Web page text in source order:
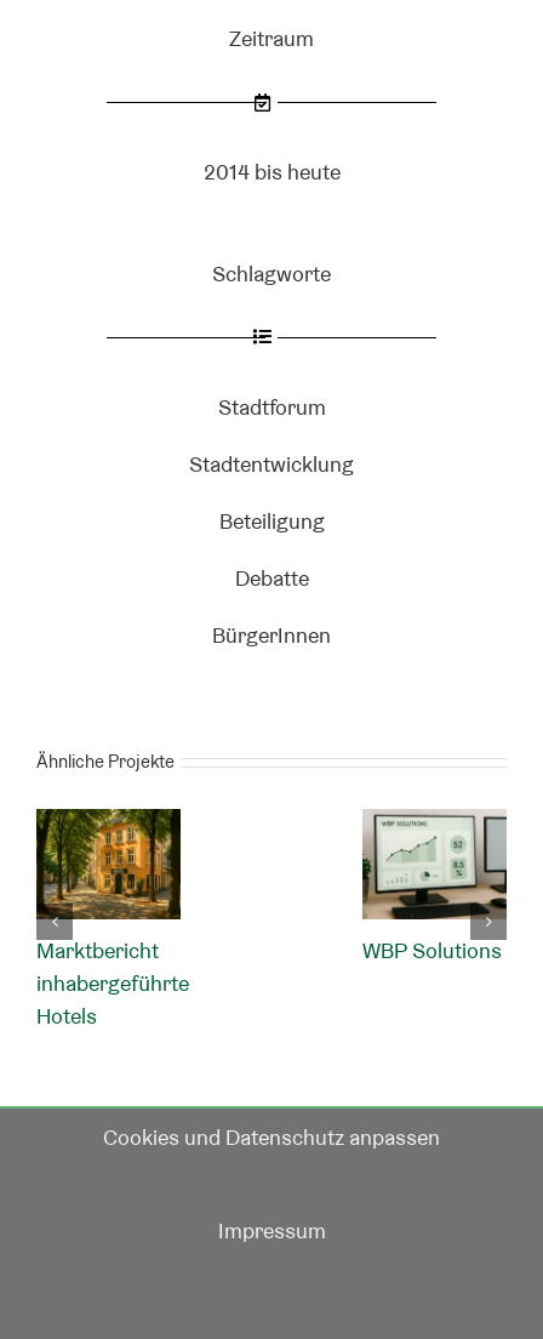
Zeitraum
2014 bis heute
Schlagworte
Stadtforum
Stadtentwicklung
Beteiligung
Debatte
BürgerInnen
Ähnliche Projekte
Marktbericht
inhabergeführte
Hotels
WBP Solutions
Cookies und Datenschutz anpassen
Impressum